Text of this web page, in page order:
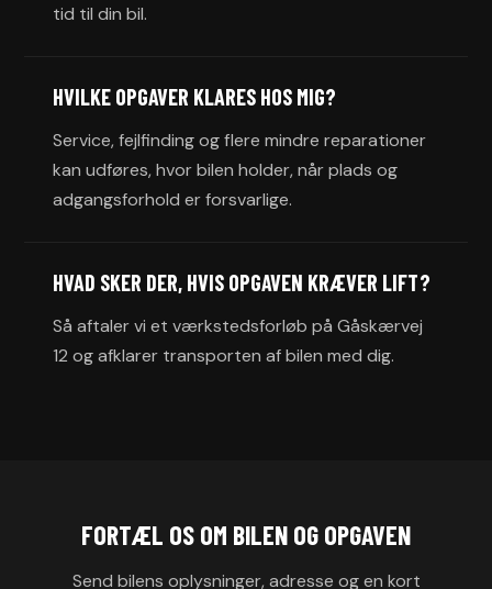
tid til din bil.
HVILKE OPGAVER KLARES HOS MIG?
Service, fejlfinding og flere mindre reparationer
kan udføres, hvor bilen holder, når plads og
adgangsforhold er forsvarlige.
HVAD SKER DER, HVIS OPGAVEN KRÆVER LIFT?
Så aftaler vi et værkstedsforløb på Gåskærvej
12 og afklarer transporten af bilen med dig.
FORTÆL OS OM BILEN OG OPGAVEN
Send bilens oplysninger, adresse og en kort